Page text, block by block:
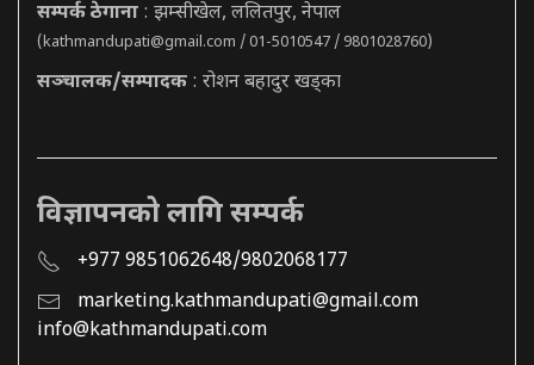
सम्पर्क ठेगाना : झम्सीखेल, ललितपुर, नेपाल
(kathmandupati@gmail.com / 01-5010547 / 9801028760)
सञ्चालक/सम्पादक : रोशन बहादुर खड्का
विज्ञापनको लागि सम्पर्क
+977 9851062648/9802068177
marketing.kathmandupati@gmail.com
info@kathmandupati.com